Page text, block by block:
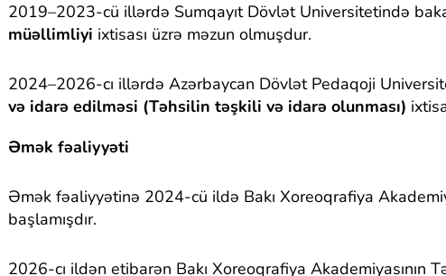
2019–2023-cü illərdə Sumqayıt Dövlət Universitetində
müəllimliyi ixtisası üzrə məzun olmuşdur.
2024–2026-cı illərdə Azərbaycan Dövlət Pedaqoji
və idarə edilməsi (Təhsilin təşkili və idarə olunması)
Əmək fəaliyyəti
Əmək fəaliyyətinə 2024-cü ildə Bakı Xoreoqrafiya
başlamışdır.
2026-cı ildən etibarən Bakı Xoreoqrafiya Akademiyasının